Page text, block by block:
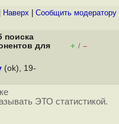
Наверх Cообщить модератору
поиска
для
+ / –
(ok), 19-
ЭТО статистикой.